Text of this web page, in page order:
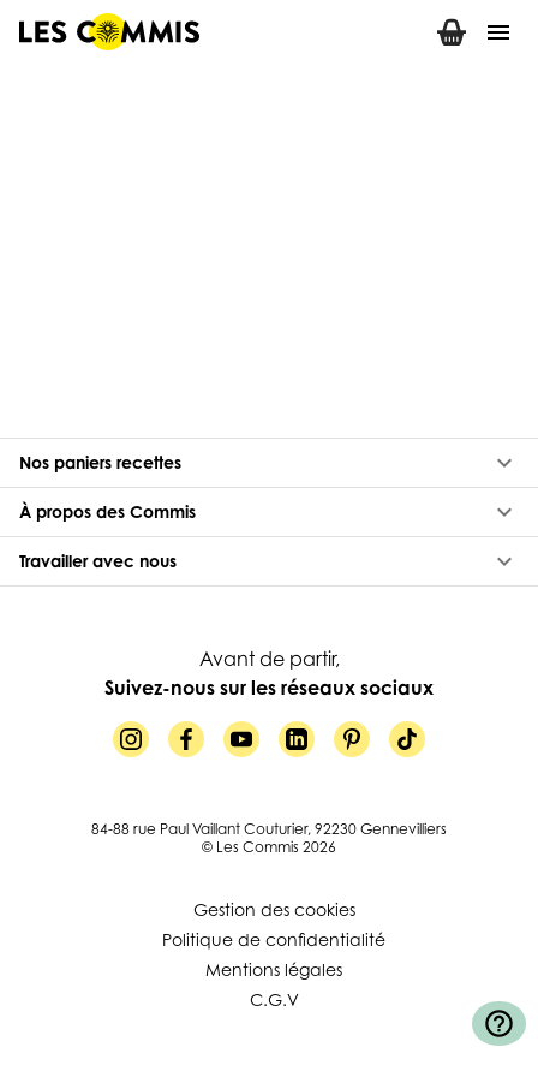
menu
Nos paniers recettes keyboard_arrow_down
À propos des Commis keyboard_arrow_down
Travailler avec nous keyboard_arrow_down
Avant de partir,
Suivez-nous sur les réseaux sociaux
84-88 rue Paul Vaillant Couturier, 92230 Gennevilliers
© Les Commis 2026
Gestion des cookies
Politique de confidentialité
Mentions légales
C.G.V
help_outline